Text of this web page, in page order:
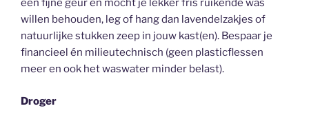
een fijne geur en mocht je lekker fris ruikende was
willen behouden, leg of hang dan lavendelzakjes of
natuurlijke stukken zeep in jouw kast(en). Bespaar je
financieel én milieutechnisch (geen plasticflessen
meer en ook het waswater minder belast).
Droger